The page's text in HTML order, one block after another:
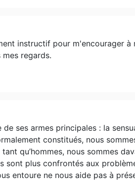
instructif pour m'encourager à
regards.
de ses armes principales : la
constitués, nous
qu’hommes, nous sommes
sont plus confrontés aux
entoure ne nous aide pas à